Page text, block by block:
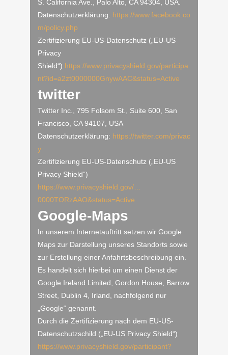
S. California Ave., Palo Alto, CA 94304, USA.
Datenschutzerklärung: https://www.facebook.co
m/policy.php
Zertifizierung EU-US-Datenschutz („EU-US
Privacy
Shield“) https://www.privacyshield.gov/participa
nt?id=a2zt0000000GnywAAC&status=Active
twitter
Twitter Inc., 795 Folsom St., Suite 600, San
Francisco, CA 94107, USA
Datenschutzerklärung: https://twitter.com/privac
y
Zertifizierung EU-US-Datenschutz („EU-US
Privacy Shield“)
https://www.privacyshield.gov/…
0000TORzAAO&status=Active
Google-Maps
In unserem Internetauftritt setzen wir Google
Maps zur Darstellung unseres Standorts sowie
zur Erstellung einer Anfahrtsbeschreibung ein.
Es handelt sich hierbei um einen Dienst der
Google Ireland Limited, Gordon House, Barrow
Street, Dublin 4, Irland, nachfolgend nur
„Google“ genannt.
Durch die Zertifizierung nach dem EU-US-
Datenschutzschild („EU-US Privacy Shield“)
https://www.privacyshield.gov/participant?